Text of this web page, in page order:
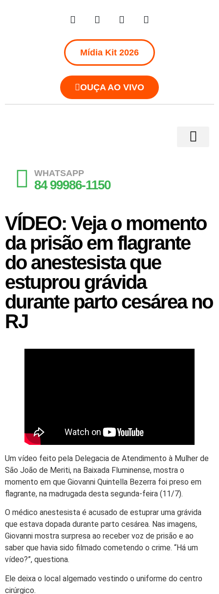
Mídia Kit 2026
OUÇA AO VIVO
WHATSAPP
84 99986-1150
VÍDEO: Veja o momento
da prisão em flagrante
do anestesista que
estuprou grávida
durante parto cesárea no
RJ
Um vídeo feito pela Delegacia de Atendimento à Mulher de
São João de Meriti, na Baixada Fluminense, mostra o
momento em que Giovanni Quintella Bezerra foi preso em
flagrante, na madrugada desta segunda-feira (11/7).
O médico anestesista é acusado de estuprar uma grávida
que estava dopada durante parto cesárea. Nas imagens,
Giovanni mostra surpresa ao receber voz de prisão e ao
saber que havia sido filmado cometendo o crime. “Há um
vídeo?”, questiona.
Ele deixa o local algemado vestindo o uniforme do centro
cirúrgico.